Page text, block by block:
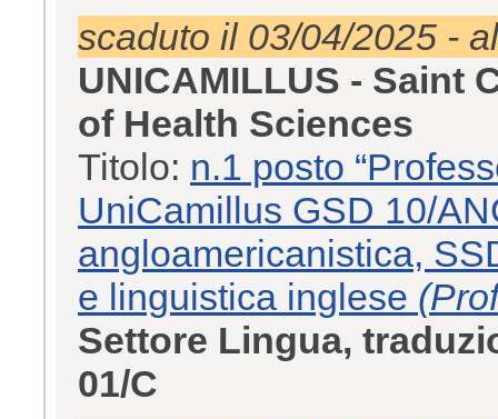
scaduto il 03/04/2025 -
UNICAMILLUS - Saint
of Health Sciences
Titolo: n.1 posto
UniCamillus GSD 10/
angloamericanistica,
e linguistica inglese
Settore Lingua,
01/C